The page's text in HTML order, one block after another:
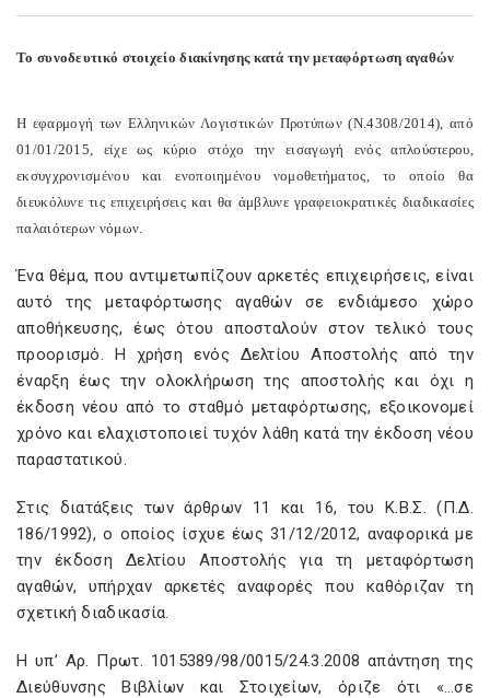
Το συνοδευτικό στοιχείο διακίνησης κατά την μεταφόρτωση αγαθών
Η εφαρμογή των Ελληνικών Λογιστικών Προτύπων (Ν.4308/2014), από
01/01/2015, είχε ως κύριο στόχο την εισαγωγή ενός απλούστερου,
εκσυγχρονισμένου και ενοποιημένου νομοθετήματος, το οποίο θα
διευκόλυνε τις επιχειρήσεις και θα άμβλυνε γραφειοκρατικές διαδικασίες
παλαιότερων νόμων.
Ένα θέμα, που αντιμετωπίζουν αρκετές επιχειρήσεις, είναι
αυτό της μεταφόρτωσης αγαθών σε ενδιάμεσο χώρο
αποθήκευσης, έως ότου αποσταλούν στον τελικό τους
προορισμό. Η χρήση ενός Δελτίου Αποστολής από την
έναρξη έως την ολοκλήρωση της αποστολής και όχι η
έκδοση νέου από το σταθμό μεταφόρτωσης, εξοικονομεί
χρόνο και ελαχιστοποιεί τυχόν λάθη κατά την έκδοση νέου
παραστατικού.
Στις διατάξεις των άρθρων 11 και 16, του Κ.Β.Σ. (Π.Δ.
186/1992), ο οποίος ίσχυε έως 31/12/2012, αναφορικά με
την έκδοση Δελτίου Αποστολής για τη μεταφόρτωση
αγαθών, υπήρχαν αρκετές αναφορές που καθόριζαν τη
σχετική διαδικασία.
Η υπ’ Αρ. Πρωτ. 1015389/98/0015/24.3.2008 απάντηση της
Διεύθυνσης Βιβλίων και Στοιχείων, όριζε ότι «…σε